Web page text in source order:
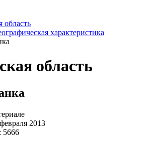
область
характеристика
область
2013
5666